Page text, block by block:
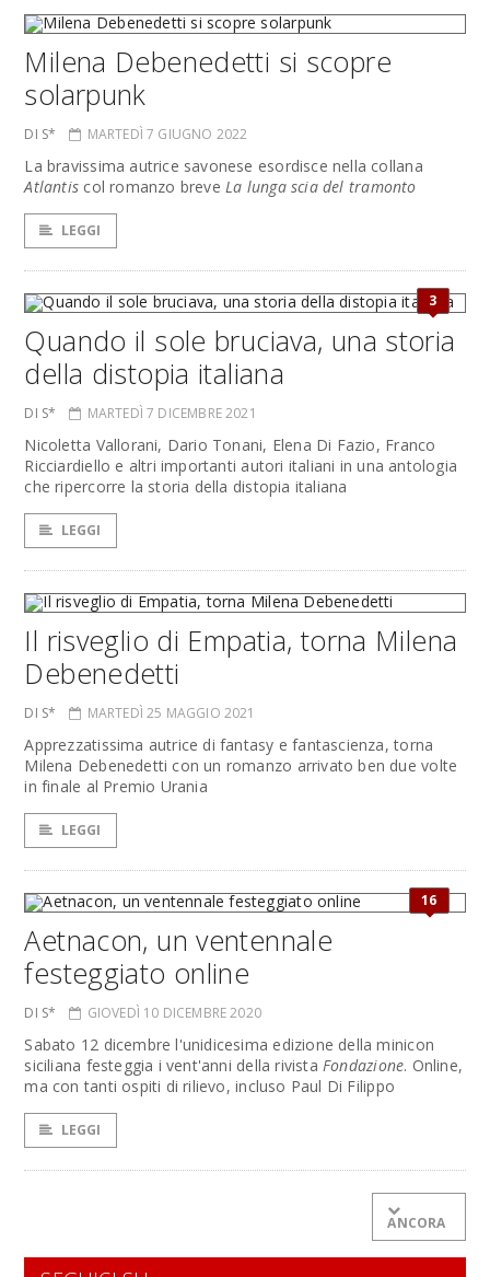
Milena Debenedetti si scopre
solarpunk
DI S* MARTEDÌ 7 GIUGNO 2022
La bravissima autrice savonese esordisce nella collana
Atlantis col romanzo breveLa lunga scia del tramonto
LEGGI
3
Quando il sole bruciava, una storia
della distopia italiana
DI S* MARTEDÌ 7 DICEMBRE 2021
Nicoletta Vallorani, Dario Tonani, Elena Di Fazio, Franco
Ricciardiello e altri importanti autori italiani in una antologia
che ripercorre la storia della distopia italiana
LEGGI
Il risveglio di Empatia, torna Milena
Debenedetti
DI S* MARTEDÌ 25 MAGGIO 2021
Apprezzatissima autrice di fantasy e fantascienza, torna
Milena Debenedetti con un romanzo arrivato ben due volte
in finale al Premio Urania
LEGGI
16
Aetnacon, un ventennale
festeggiato online
DI S* GIOVEDÌ 10 DICEMBRE 2020
Sabato 12 dicembre l'unidicesima edizione della minicon
siciliana festeggia i vent'anni della rivistaFondazione. Online,
ma con tanti ospiti di rilievo, incluso Paul Di Filippo
LEGGI
ANCORA